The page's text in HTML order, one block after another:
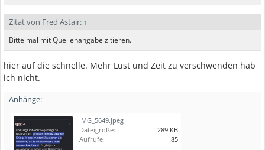
Zitat von Fred Astair: ↑
Bitte mal mit Quellenangabe zitieren.
hier auf die schnelle. Mehr Lust und Zeit zu verschwenden hab
ich nicht.
Anhänge:
IMG_5649.jpeg
Dateigröße:
289 KB
Aufrufe:
85